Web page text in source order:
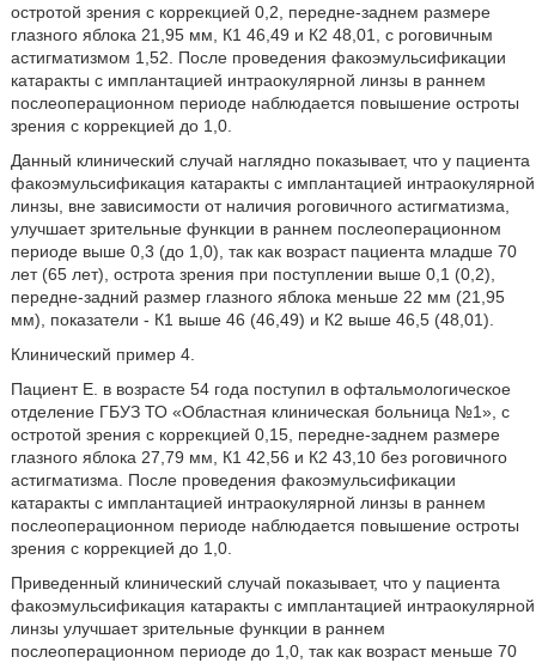
остротой зрения с коррекцией 0,2, передне-заднем размере
глазного яблока 21,95 мм, К1 46,49 и К2 48,01, с роговичным
астигматизмом 1,52. После проведения факоэмульсификации
катаракты с имплантацией интраокулярной линзы в раннем
послеоперационном периоде наблюдается повышение остроты
зрения с коррекцией до 1,0.
Данный клинический случай наглядно показывает, что у пациента
факоэмульсификация катаракты с имплантацией интраокулярной
линзы, вне зависимости от наличия роговичного астигматизма,
улучшает зрительные функции в раннем послеоперационном
периоде выше 0,3 (до 1,0), так как возраст пациента младше 70
лет (65 лет), острота зрения при поступлении выше 0,1 (0,2),
передне-задний размер глазного яблока меньше 22 мм (21,95
мм), показатели - К1 выше 46 (46,49) и К2 выше 46,5 (48,01).
Клинический пример 4.
Пациент Е. в возрасте 54 года поступил в офтальмологическое
отделение ГБУЗ ТО «Областная клиническая больница №1», с
остротой зрения с коррекцией 0,15, передне-заднем размере
глазного яблока 27,79 мм, К1 42,56 и К2 43,10 без роговичного
астигматизма. После проведения факоэмульсификации
катаракты с имплантацией интраокулярной линзы в раннем
послеоперационном периоде наблюдается повышение остроты
зрения с коррекцией до 1,0.
Приведенный клинический случай показывает, что у пациента
факоэмульсификация катаракты с имплантацией интраокулярной
линзы улучшает зрительные функции в раннем
послеоперационном периоде до 1,0, так как возраст меньше 70